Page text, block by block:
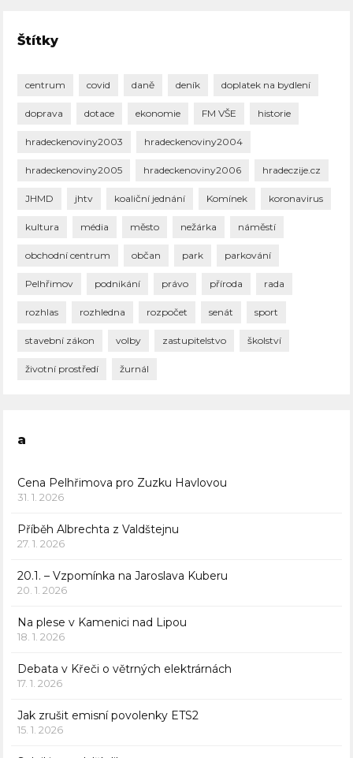
Štítky
centrum covid daně deník doplatek na bydlení
doprava dotace ekonomie FM VŠE historie
hradeckenoviny2003 hradeckenoviny2004
hradeckenoviny2005 hradeckenoviny2006 hradeczije.cz
JHMD jhtv koaliční jednání Komínek koronavirus
kultura média město nežárka náměstí
obchodní centrum občan park parkování
Pelhřimov podnikání právo příroda rada
rozhlas rozhledna rozpočet senát sport
stavební zákon volby zastupitelstvo školství
životní prostředí žurnál
a
Cena Pelhřimova pro Zuzku Havlovou
31. 1. 2026
Příběh Albrechta z Valdštejnu
27. 1. 2026
20.1. – Vzpomínka na Jaroslava Kuberu
20. 1. 2026
Na plese v Kamenici nad Lipou
18. 1. 2026
Debata v Křeči o větrných elektrárnách
17. 1. 2026
Jak zrušit emisní povolenky ETS2
15. 1. 2026